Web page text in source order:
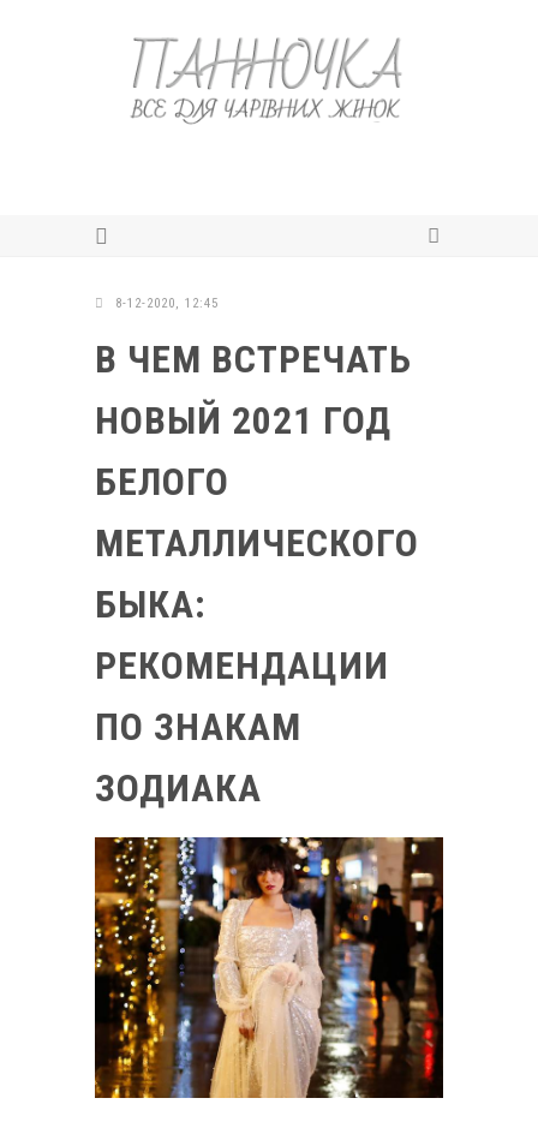
8-12-2020, 12:45
В ЧЕМ ВСТРЕЧАТЬ
НОВЫЙ 2021 ГОД
БЕЛОГО
МЕТАЛЛИЧЕСКОГО
БЫКА:
РЕКОМЕНДАЦИИ
ПО ЗНАКАМ
ЗОДИАКА